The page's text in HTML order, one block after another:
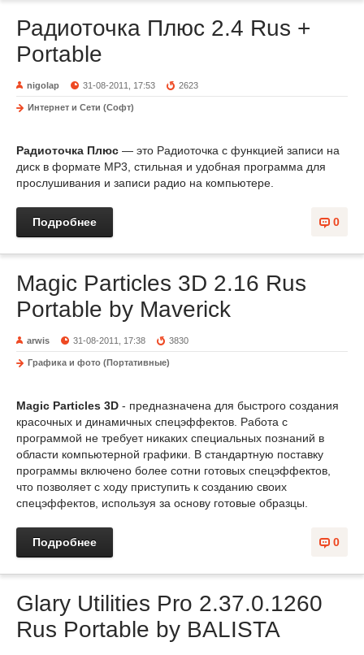
Радиоточка Плюс 2.4 Rus +
Portable
nigolap 31-08-2011, 17:53 2623
Интернет и Сети (Софт)
Радиоточка Плюс — это Радиоточка с функцией записи на
диск в формате MP3, стильная и удобная программа для
прослушивания и записи радио на компьютере.
0
Подробнее
Magic Particles 3D 2.16 Rus
Portable by Maverick
arwis 31-08-2011, 17:38 3830
Графика и фото (Портативные)
Magic Particles 3D - предназначена для быстрого создания
красочных и динамичных спецэффектов. Работа с
программой не требует никаких специальных познаний в
области компьютерной графики. В стандартную поставку
программы включено более сотни готовых спецэффектов,
что позволяет с ходу приступить к созданию своих
спецэффектов, используя за основу готовые образцы.
0
Подробнее
Glary Utilities Pro 2.37.0.1260
Rus Portable by BALISTA